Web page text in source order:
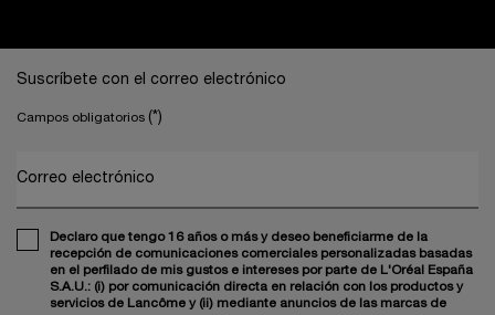
Suscríbete con el correo electrónico
Campos obligatorios (*)
Correo electrónico
Declaro que tengo 16 años o más y deseo beneficiarme de la
recepción de comunicaciones comerciales personalizadas basadas
en el perfilado de mis gustos e intereses por parte de L'Oréal España
S.A.U.: (i) por comunicación directa en relación con los productos y
servicios de Lancôme y (ii) mediante anuncios de las marcas de